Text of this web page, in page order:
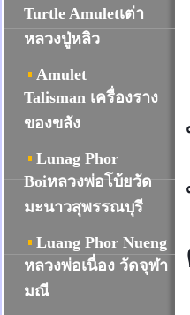
Turtle Amuletเต่า
หลวงปู่หลิว
Amulet
Talisman เครื่องราง
ของขลัง
Lunag Phor
Boiหลวงพ่อโบ้ยวัด
มะนาวสุพรรณบุรี
Luang Phor Nueng
หลวงพ่อเนื่อง วัดจุฬา
มณี